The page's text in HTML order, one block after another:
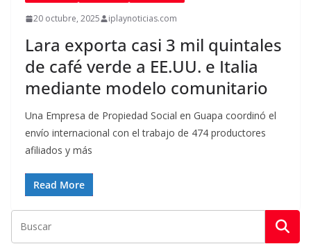
20 octubre, 2025 iplaynoticias.com
Lara exporta casi 3 mil quintales
de café verde a EE.UU. e Italia
mediante modelo comunitario
Una Empresa de Propiedad Social en Guapa coordinó el
envío internacional con el trabajo de 474 productores
afiliados y más
Read More